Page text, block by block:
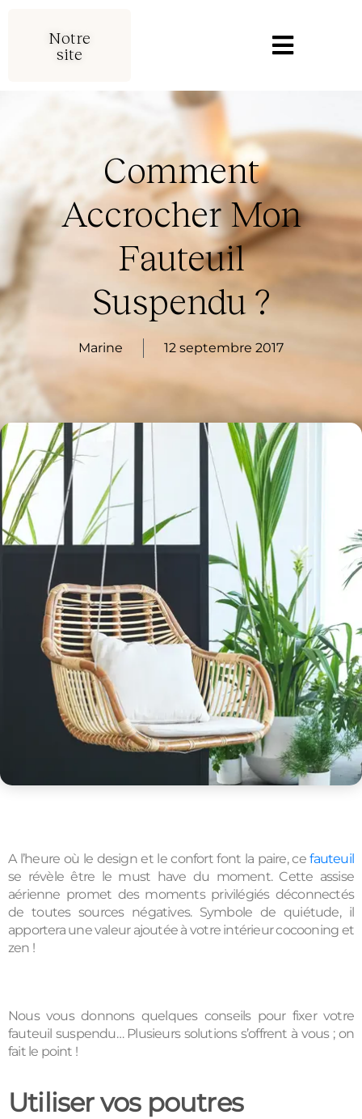
Notre
site
Comment
Accrocher Mon
Fauteuil
Suspendu ?
Marine 12 septembre 2017
A l’heure où le design et le confort font la paire, ce fauteuil
se révèle être le must have du moment. Cette assise
aérienne promet des moments privilégiés déconnectés
de toutes sources négatives. Symbole de quiétude, il
apportera une valeur ajoutée à votre intérieur cocooning et
zen !
Nous vous donnons quelques conseils pour fixer votre
fauteuil suspendu… Plusieurs solutions s’offrent à vous ; on
fait le point !
Utiliser vos poutres